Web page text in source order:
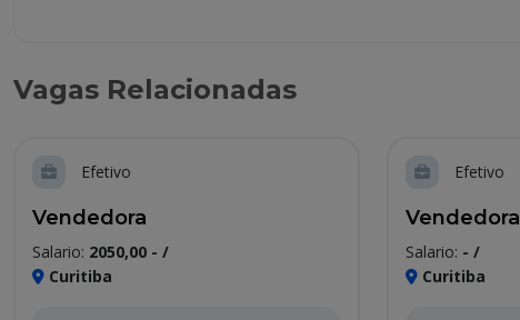
Vagas Relacionadas
Efetivo
Vendedora
Salario: 2050,00 - /
Curitiba
Efetivo
Vendedora
Salario: - /
Curitiba